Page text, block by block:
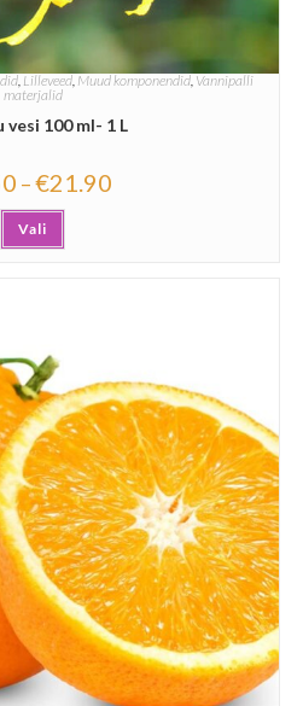
,Lilleveed,Muud komponendid,Vannipalli
materjalid
vesi 100 ml- 1 L
–€21.90
Vali